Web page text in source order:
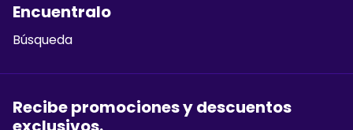
Encuentralo
Búsqueda
Recibe promociones y descuentos